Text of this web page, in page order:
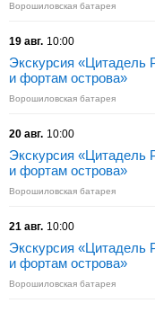
Ворошиловская батарея
19 авг. 10:00
Экскурсия «Цитадель
и фортам острова»
Ворошиловская батарея
20 авг. 10:00
Экскурсия «Цитадель
и фортам острова»
Ворошиловская батарея
21 авг. 10:00
Экскурсия «Цитадель
и фортам острова»
Ворошиловская батарея